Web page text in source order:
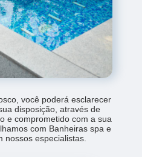
você poderá esclarecer
disposição, através de
e comprometido com a sua
com Banheiras spa e
nossos especialistas.